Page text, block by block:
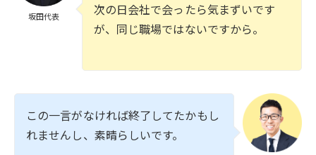
坂田代表
次の日会社で会ったら気まずいです
が、同じ職場ではないですから。
この一言がなければ終了してたかもし
れませんし、素晴らしいです。